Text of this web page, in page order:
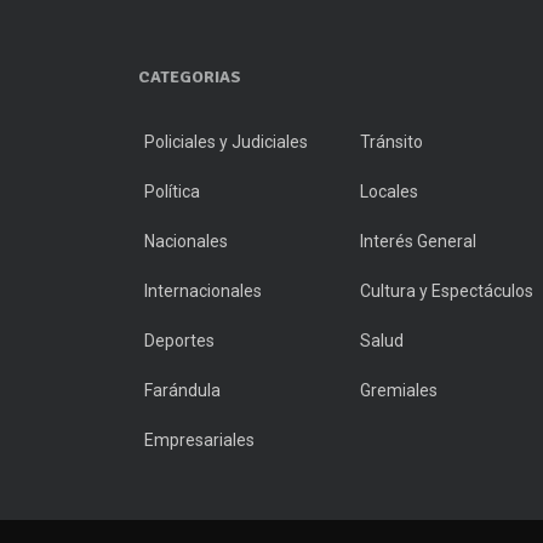
CATEGORIAS
Policiales y Judiciales Tránsito
Política Locales
Nacionales Interés General
Internacionales Cultura y Espectáculos
Deportes Salud
Farándula Gremiales
Empresariales